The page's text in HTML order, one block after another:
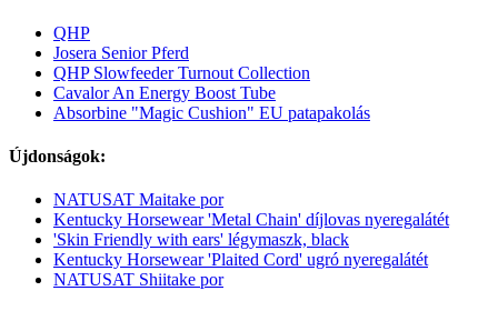
QHP
Josera Senior Pferd
QHP Slowfeeder Turnout Collection
Cavalor An Energy Boost Tube
Absorbine "Magic Cushion" EU patapakolás
Újdonságok:
NATUSAT Maitake por
Kentucky Horsewear 'Metal Chain' díjlovas nyeregalátét
'Skin Friendly with ears' légymaszk, black
Kentucky Horsewear 'Plaited Cord' ugró nyeregalátét
NATUSAT Shiitake por